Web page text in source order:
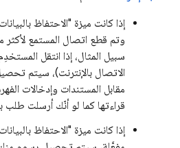
إذا كانت ميزة "الاحتفاظ
سبيل المثال، إذا انتقل
الاتصال بالإنترنت)، سيتم
مقابل المستندات وإدخالات
قراءتها كما لو أنّك أرسلت
إذا كانت ميزة "الاحتفاظ